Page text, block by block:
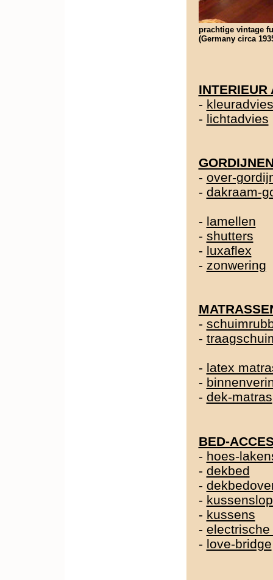
prachtige vintage
(Germany circa
INTERIEUR
- kleuradvies
- lichtadvies
- over-
- dakraam-
- lamellen
- shutters
- luxaflex
- zonwering
-
-
- latex
-
- dek-matras
BED-
- hoes-
- dekbed
-
-
- kussens
-
- love-bridge